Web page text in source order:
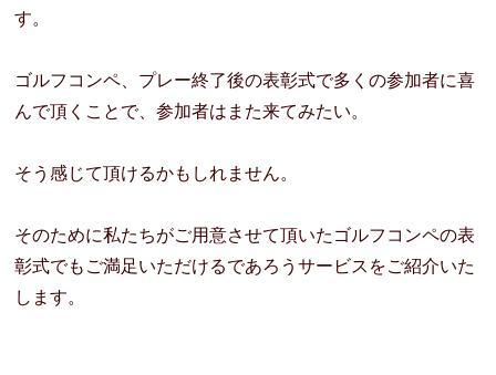
す。
ゴルフコンペ、プレー終了後の表彰式で多くの参加者に喜
んで頂くことで、参加者はまた来てみたい。
そう感じて頂けるかもしれません。
そのために私たちがご用意させて頂いたゴルフコンペの表
彰式でもご満足いただけるであろうサービスをご紹介いた
します。